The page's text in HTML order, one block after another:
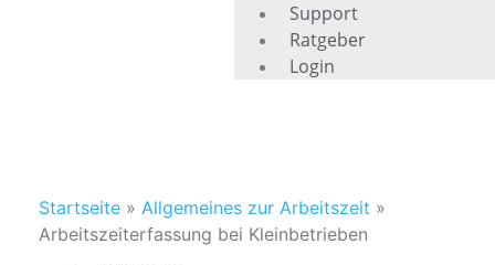
Support
Ratgeber
Login
Startseite » Allgemeines zur Arbeitszeit »
Arbeitszeiterfassung bei Kleinbetrieben